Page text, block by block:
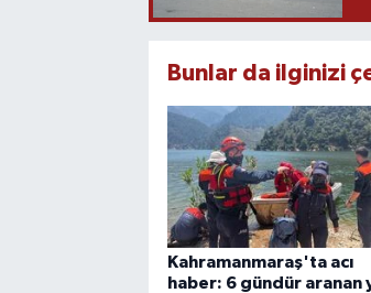
Bunlar da ilginizi
Kahramanmaraş'ta acı
haber: 6 gündür aranan